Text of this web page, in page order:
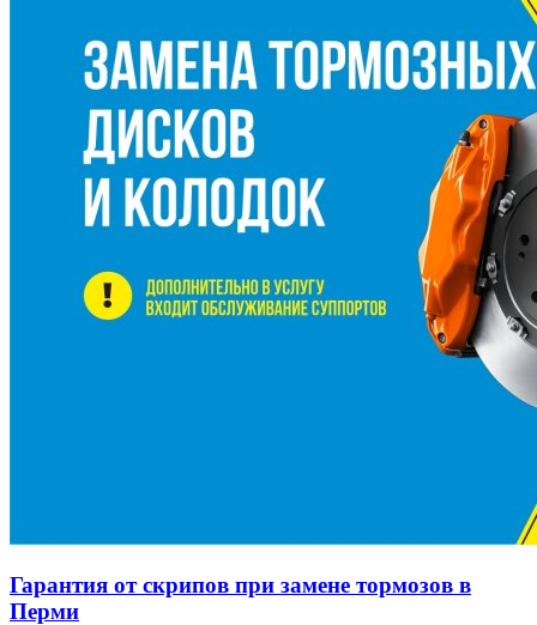
Гарантия от скрипов при замене тормозов в
Перми